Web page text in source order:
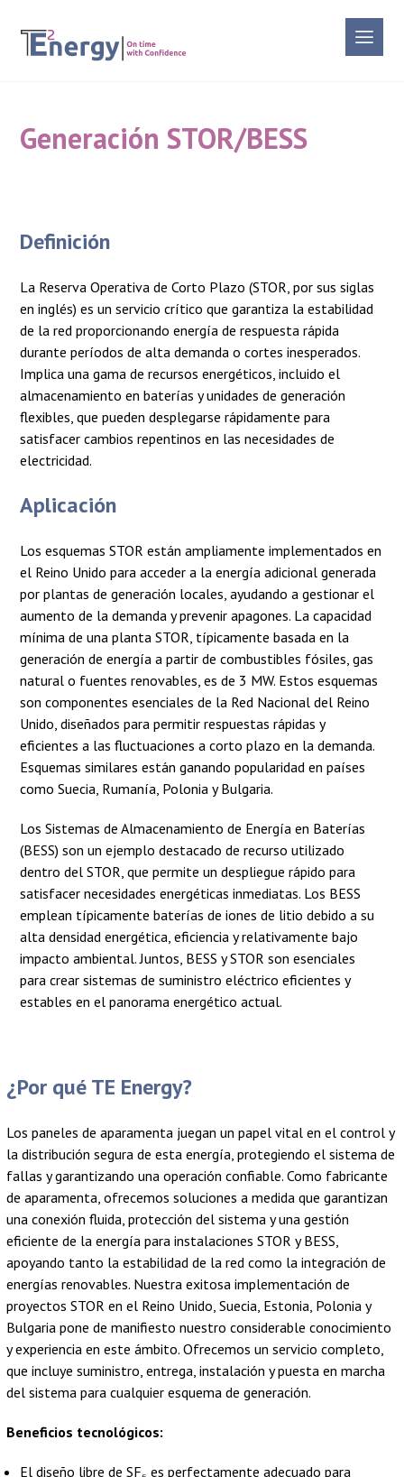
Generación STOR/BESS
Definición
La Reserva Operativa de Corto Plazo (STOR, por sus siglas
en inglés) es un servicio crítico que garantiza la estabilidad
de la red proporcionando energía de respuesta rápida
durante períodos de alta demanda o cortes inesperados.
Implica una gama de recursos energéticos, incluido el
almacenamiento en baterías y unidades de generación
flexibles, que pueden desplegarse rápidamente para
satisfacer cambios repentinos en las necesidades de
electricidad.
Aplicación
Los esquemas STOR están ampliamente implementados en
el Reino Unido para acceder a la energía adicional generada
por plantas de generación locales, ayudando a gestionar el
aumento de la demanda y prevenir apagones. La capacidad
mínima de una planta STOR, típicamente basada en la
generación de energía a partir de combustibles fósiles, gas
natural o fuentes renovables, es de 3 MW. Estos esquemas
son componentes esenciales de la Red Nacional del Reino
Unido, diseñados para permitir respuestas rápidas y
eficientes a las fluctuaciones a corto plazo en la demanda.
Esquemas similares están ganando popularidad en países
como Suecia, Rumanía, Polonia y Bulgaria.
Los Sistemas de Almacenamiento de Energía en Baterías
(BESS) son un ejemplo destacado de recurso utilizado
dentro del STOR, que permite un despliegue rápido para
satisfacer necesidades energéticas inmediatas. Los BESS
emplean típicamente baterías de iones de litio debido a su
alta densidad energética, eficiencia y relativamente bajo
impacto ambiental. Juntos, BESS y STOR son esenciales
para crear sistemas de suministro eléctrico eficientes y
estables en el panorama energético actual.
¿Por qué TE Energy?
Los paneles de aparamenta juegan un papel vital en el control y
la distribución segura de esta energía, protegiendo el sistema de
fallas y garantizando una operación confiable. Como fabricante
de aparamenta, ofrecemos soluciones a medida que garantizan
una conexión fluida, protección del sistema y una gestión
eficiente de la energía para instalaciones STOR y BESS,
apoyando tanto la estabilidad de la red como la integración de
energías renovables. Nuestra exitosa implementación de
proyectos STOR en el Reino Unido, Suecia, Estonia, Polonia y
Bulgaria pone de manifiesto nuestro considerable conocimiento
y experiencia en este ámbito. Ofrecemos un servicio completo,
que incluye suministro, entrega, instalación y puesta en marcha
del sistema para cualquier esquema de generación.
Beneficios tecnológicos:
El diseño libre de SF₆ es perfectamente adecuado para